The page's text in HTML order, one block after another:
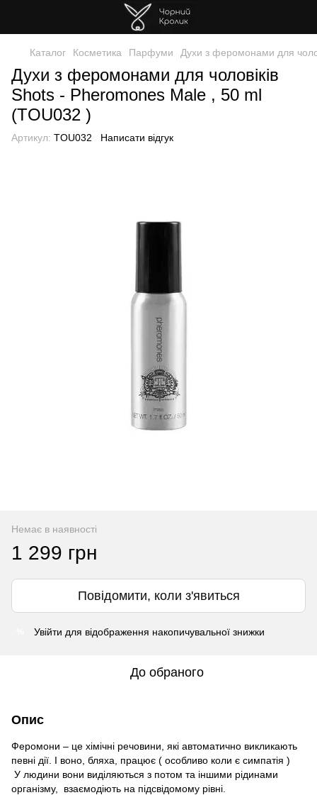
Каталог Косметика Парфуми Духи з феромонами для
Духи з феромонами для чоловіків
Shots - Pheromones Male , 50 ml
(TOU032 )
Артикул: TOU032 Написати відгук
Немає в наявності
1 299 грн
Повідомити, коли з'явиться
Увійти для відображення накопичувальної знижки
До обраного
Опис
Феромони – це хімічні речовини, які автоматично викликають
певні дії. І воно, бляха, працює ( особливо коли є симпатія )
У людини вони виділяються з потом та іншими рідинами
організму, взаємодіють на підсвідомому рівні.